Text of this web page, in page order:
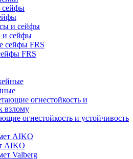
и сейфы
FRS
огнестойкость и устойчивость
AIKO